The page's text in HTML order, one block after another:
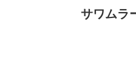
サワムラ